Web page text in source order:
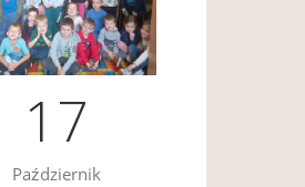
17
Październik